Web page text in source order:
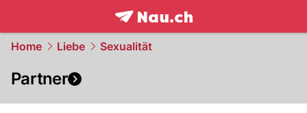
frontpage.NAU.ch
Home Liebe Sexualität
Partner